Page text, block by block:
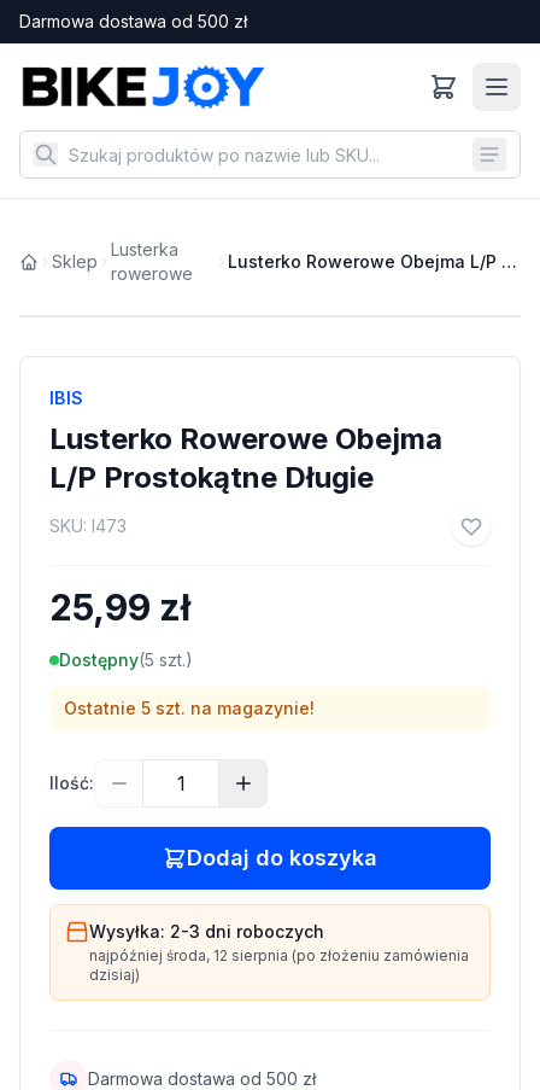
Darmowa dostawa od 500 zł
Sklep
Lusterka
rowerowe
Lusterko Rowerowe Obejma L/P Prostokątne Długie
IBIS
Lusterko Rowerowe Obejma
L/P Prostokątne Długie
SKU: I473
25,99 zł
Dostępny(5 szt.)
Ostatnie 5 szt. na magazynie!
Ilość:
Dodaj do koszyka
Wysyłka: 2-3 dni roboczych
najpóźniej środa, 12 sierpnia (po złożeniu zamówienia
dzisiaj)
Darmowa dostawa od 500 zł